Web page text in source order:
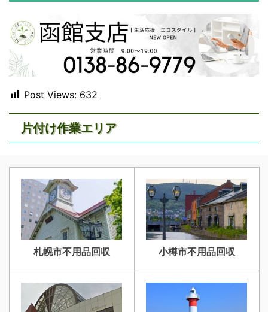
Post Views: 632
片付け作業エリア
札幌市不用品回収 小樽市不用品回収